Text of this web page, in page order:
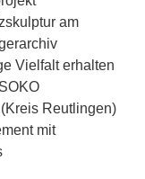
am
Vielfalt erhalten
Reutlingen)
mit